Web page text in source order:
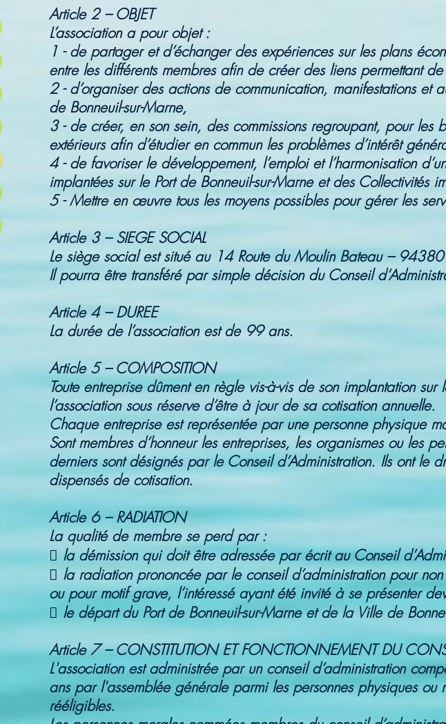
Article 2 – OBJET
L’association a pour objet :
1 - de partager et d’échanger des expériences sur les plans
entre les différents membres afin de créer des liens permettant
2 - d’organiser des actions de communication, manifestations et
de Bonneuil-sur-Marne,
3 - de créer, en son sein, des commissions regroupant, pour les
extérieurs afin d’étudier en commun les problèmes d’intérêt
4 - de favoriser le développement, l’emploi et l’harmonisation
implantées sur le Port de Bonneuil-sur-Marne et des Collectivités
5 - Mettre en œuvre tous les moyens possibles pour gérer les
Article 3 – SIEGE SOCIAL
Le siège social est situé au 14 Route du Moulin Bateau – 94380
Il pourra être transféré par simple décision du Conseil
Article 4 – DUREE
La durée de l’association est de 99 ans.
Article 5 – COMPOSITION
Toute entreprise dûment en règle vis-à-vis de son implantation
l’association sous réserve d’être à jour de sa cotisation annuelle.
Chaque entreprise est représentée par une personne physique
Sont membres d’honneur les entreprises, les organismes ou les
derniers sont désignés par le Conseil d’Administration. Ils ont
dispensés de cotisation.
Article 6 – RADIATION
La qualité de membre se perd par :
 la démission qui doit être adressée par écrit au Conseil
 la radiation prononcée par le conseil d’administration pour
ou pour motif grave, l’intéressé ayant été invité à se présenter
 le départ du Port de Bonneuil-sur-Marne et de la Ville de
Article 7 – CONSTITUTION ET FONCTIONNEMENT DU
L'association est administrée par un conseil d’administration
ans par l'assemblée générale parmi les personnes physiques ou
rééligibles.